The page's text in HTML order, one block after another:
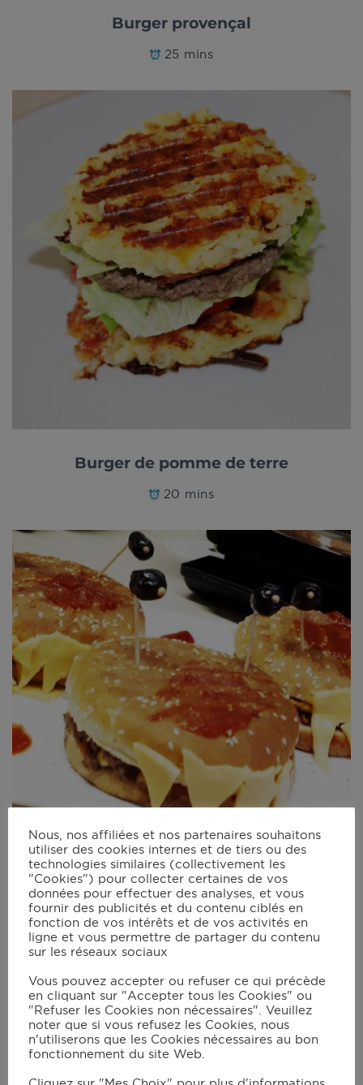
Burger provençal
25 mins
Burger de pomme de terre
20 mins
Burgers d’Halloween
25 mins
Nous, nos affiliées et nos partenaires souhaitons
utiliser des cookies internes et de tiers ou des
technologies similaires (collectivement les
"Cookies") pour collecter certaines de vos
données pour effectuer des analyses, et vous
fournir des publicités et du contenu ciblés en
fonction de vos intérêts et de vos activités en
ligne et vous permettre de partager du contenu
sur les réseaux sociaux
Vous pouvez accepter ou refuser ce qui précède
en cliquant sur "Accepter tous les Cookies" ou
"Refuser les Cookies non nécessaires". Veuillez
noter que si vous refusez les Cookies, nous
n'utiliserons que les Cookies nécessaires au bon
fonctionnement du site Web.